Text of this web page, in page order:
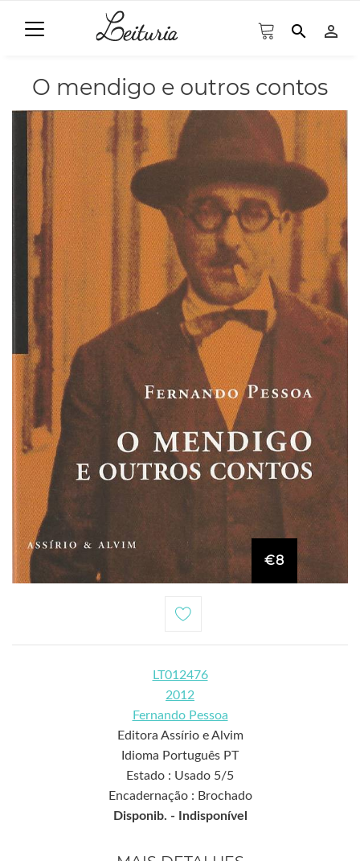
search person_outline
O mendigo e outros contos
€8
LT012476
2012
Fernando Pessoa
Editora Assírio e Alvim
Idioma Português PT
Estado : Usado 5/5
Encadernação : Brochado
Disponib. -
Indisponível